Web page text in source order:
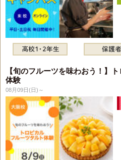
【旬のフルーツを味わおう！】
体験
08月09日(日)～